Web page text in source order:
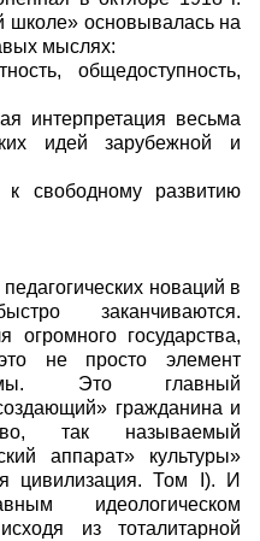
школе» основывалась на
мыслях:
общедоступность,
интерпретация весьма
идей зарубежной и
к свободному развитию
новаций в
заканчиваются.
государства,
не просто элемент
Это главный
гражданина и
так называемый
аппарат» культуры»
цивилизация. Том I). И
идеологическом
из тоталитарной